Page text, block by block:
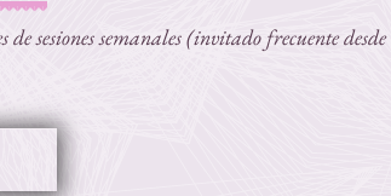
sesiones semanales (invitado frecuente desde